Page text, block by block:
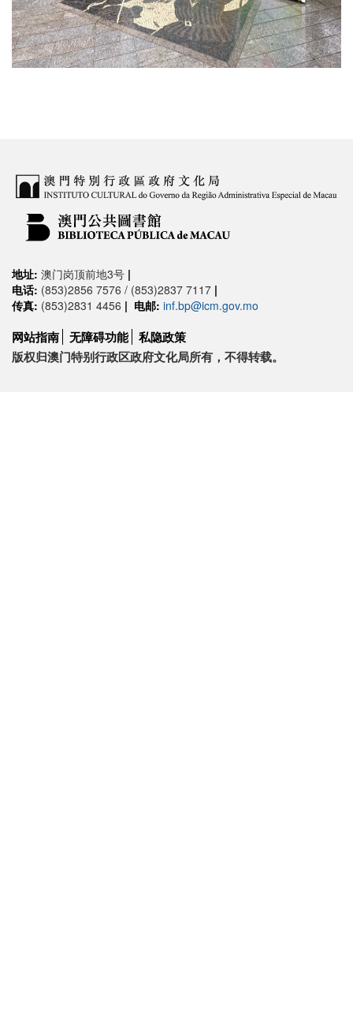
地址: 澳门岗顶前地3号 |
电话: (853)2856 7576 / (853)2837 7117 |
传真: (853)2831 4456 | 电邮: inf.bp@icm.gov.mo
网站指南 无障碍功能 私隐政策
版权归澳门特别行政区政府文化局所有，不得转载。